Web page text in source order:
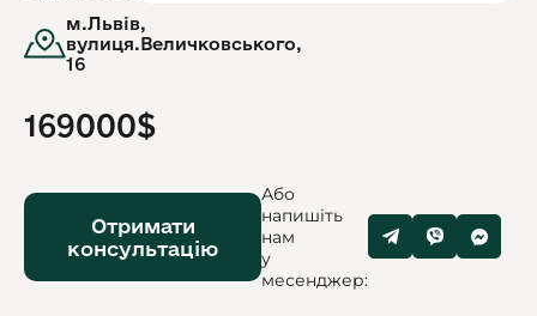
м.Львів,
вулиця.Величковського,
16
169000$
Отримати
консультацію
Або
напишіть
нам
у
месенджер: